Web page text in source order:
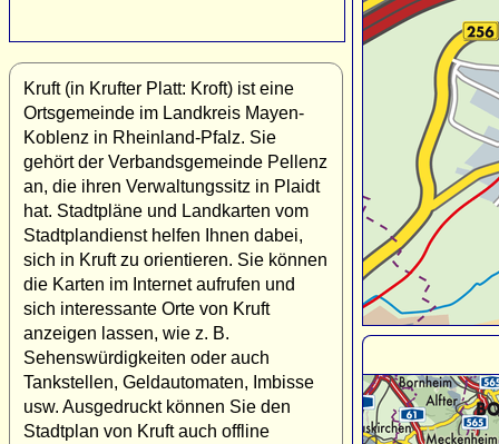
Kruft (in Krufter Platt: Kroft) ist eine
Ortsgemeinde im Landkreis Mayen-
Koblenz in Rheinland-Pfalz. Sie
gehört der Verbandsgemeinde Pellenz
an, die ihren Verwaltungssitz in Plaidt
hat. Stadtpläne und Landkarten vom
Stadtplandienst helfen Ihnen dabei,
sich in Kruft zu orientieren. Sie können
die Karten im Internet aufrufen und
sich interessante Orte von Kruft
anzeigen lassen, wie z. B.
Sehenswürdigkeiten oder auch
Tankstellen, Geldautomaten, Imbisse
usw. Ausgedruckt können Sie den
Stadtplan von Kruft auch offline